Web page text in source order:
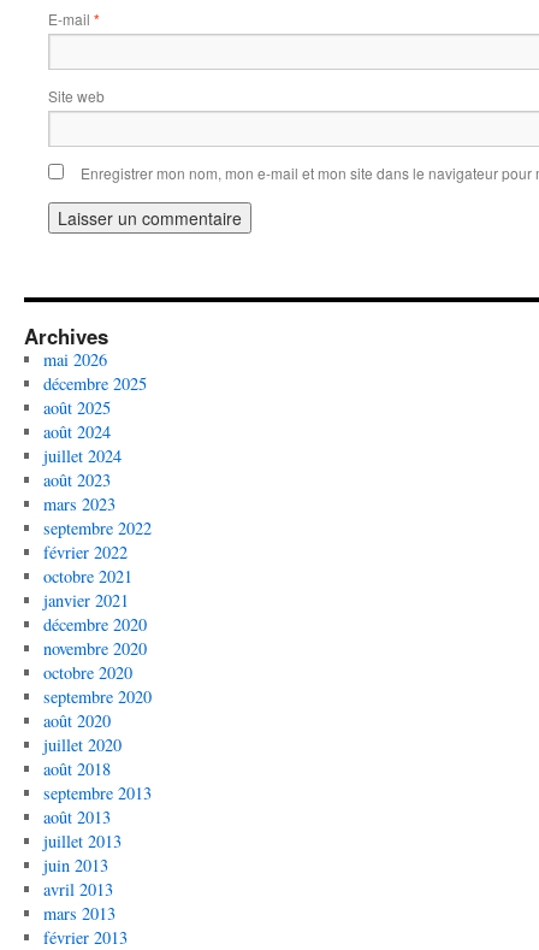
E-mail *
Site web
Enregistrer mon nom, mon e-mail et mon site dans le navigateur
Archives
mai 2026
décembre 2025
août 2025
août 2024
juillet 2024
août 2023
mars 2023
septembre 2022
février 2022
octobre 2021
janvier 2021
décembre 2020
novembre 2020
octobre 2020
septembre 2020
août 2020
juillet 2020
août 2018
septembre 2013
août 2013
juillet 2013
juin 2013
avril 2013
mars 2013
février 2013